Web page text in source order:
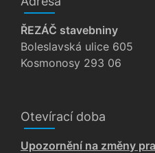
ŘEZÁČ stavebniny
Boleslavská ulice 605
Kosmonosy 293 06
Otevírací doba
Upozornění na změny